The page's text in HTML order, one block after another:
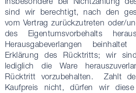
sind wir berechtigt, nach den
vom Vertrag zurückzutreten oder/
des Eigentumsvorbehalts
Herausgabeverlangen
Erklärung des Rücktritts; wir
lediglich die Ware
Rücktritt vorzubehalten. Zahlt
Kaufpreis nicht, dürfen wir